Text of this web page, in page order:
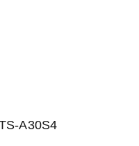
A30S4
Proizvod